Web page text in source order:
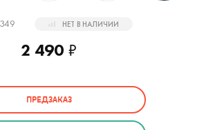
НЕТ В НАЛИЧИИ
2 490 ₽
ПРЕДЗАКАЗ